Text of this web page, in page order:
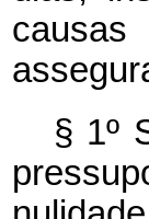
causas
§ 1º